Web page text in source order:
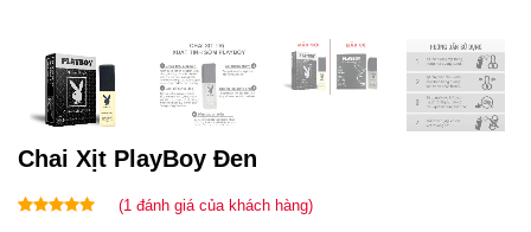
Chai Xịt PlayBoy Đen
(1 đánh giá của khách hàng)